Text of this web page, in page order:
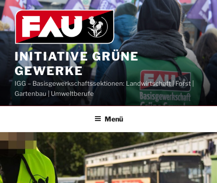
Zum
Inhalt
springen
INITIATIVE GRÜNE
GEWERKE
IGG – Basisgewerkschaftssektionen: Landwirtschaft | Forst |
Gartenbau | Umweltberufe
Menü